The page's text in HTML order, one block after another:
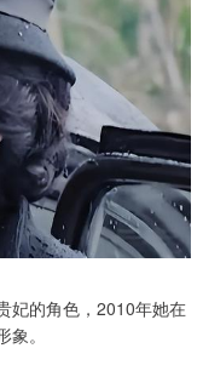
妃的角色，2010年她在
。